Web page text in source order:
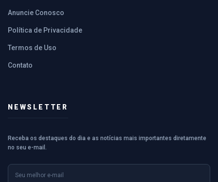
Anuncie Conosco
Política de Privacidade
Termos de Uso
Contato
NEWSLETTER
Receba os destaques do dia e as notícias mais importantes diretamente
no seu e-mail.
E-mail
Nome (opcional)